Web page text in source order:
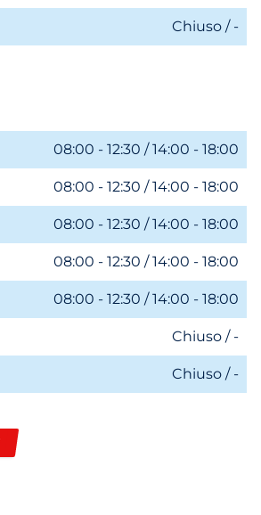
Chiuso / -
08:00 - 12:30 / 14:00 - 18:00
08:00 - 12:30 / 14:00 - 18:00
08:00 - 12:30 / 14:00 - 18:00
08:00 - 12:30 / 14:00 - 18:00
08:00 - 12:30 / 14:00 - 18:00
Chiuso / -
Chiuso / -